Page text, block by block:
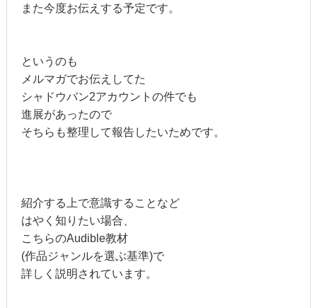
また今度お伝えする予定です。
というのも
メルマガでお伝えしてた
シャドウバン2アカウントの件でも
進展があったので
そちらも整理して報告したいためです。
紹介する上で意識することなど
はやく知りたい場合、
こちらのAudible教材
(作品ジャンルを選ぶ基準)で
詳しく説明されています。